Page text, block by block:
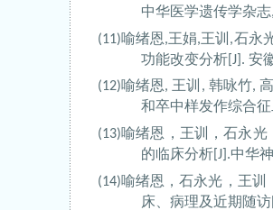
中华医学遗传学杂志,
(11)喻绪恩,王娟,王训 ,石永
功能改变分析 [J]. 安
(12)喻绪恩, 王训 , 韩咏竹,
和卒中样发作综合征
(13)喻绪恩，王训，石永光
的临床分析 [J].中华
(14)喻绪恩，石永光，王训
床、病理及近期随访